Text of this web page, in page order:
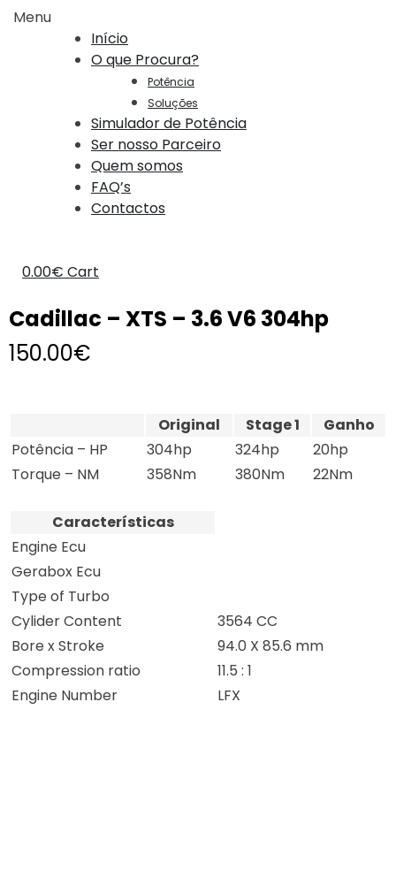
Menu
Início
O que Procura?
Potência
Soluções
Simulador de Potência
Ser nosso Parceiro
Quem somos
FAQ’s
Contactos
0.00€ Cart
Cadillac – XTS – 3.6 V6 304hp
150.00€
Original Stage 1
Ganho
Potência – HP
304hp 324hp
20hp
Torque – NM
358Nm 380Nm 22Nm
Características
Engine Ecu
Gerabox Ecu
Type of Turbo
Cylider Content
3564 CC
Bore x Stroke
94.0 X 85.6 mm
Compression ratio
11.5 : 1
Engine Number
LFX